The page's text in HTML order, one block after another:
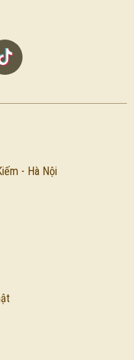
- Hà Nội